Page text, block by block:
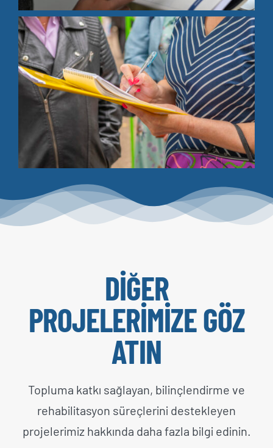
DİĞER
PROJELERİMİZE GÖZ
ATIN
Topluma katkı sağlayan, bilinçlendirme ve
rehabilitasyon süreçlerini destekleyen
projelerimiz hakkında daha fazla bilgi edinin.